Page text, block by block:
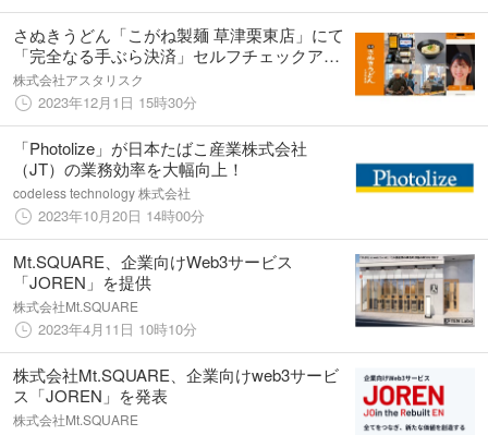
さぬきうどん「こがね製麺 草津栗東店」にて
「完全なる手ぶら決済」セルフチェックアウ
トシステムを12月1日より運用開始
株式会社アスタリスク
2023年12月1日 15時30分
「Photolize」が日本たばこ産業株式会社
（JT）の業務効率を大幅向上！
codeless technology 株式会社
2023年10月20日 14時00分
Mt.SQUARE、企業向けWeb3サービス
「JOREN」を提供
株式会社Mt.SQUARE
2023年4月11日 10時10分
株式会社Mt.SQUARE、企業向けweb3サービ
ス「JOREN」を発表
株式会社Mt.SQUARE